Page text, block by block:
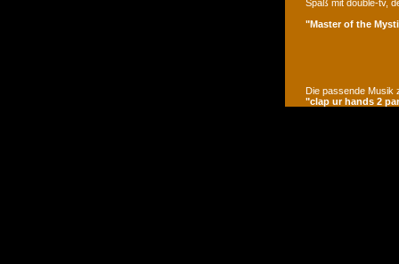
Spaß mit double-tv,
"Master of the
Die passende Musik
"clap ur hands 2